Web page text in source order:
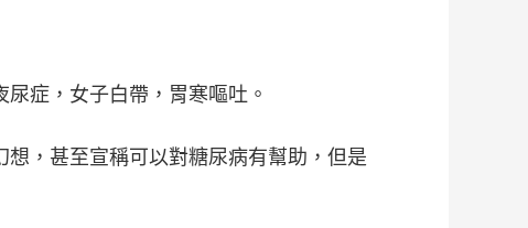
症，女子白帶，胃寒嘔吐。
，甚至宣稱可以對糖尿病有幫助，但是